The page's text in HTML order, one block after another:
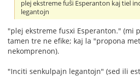
plej ekstreme fuŝi Esperanton kaj tiel
legantojn
"plej ekstreme fusxi Esperanton." (mi
tamen tre ne efike; kaj la "propona
nekomprenon).
"Inciti senkulpajn legantojn" (sed ili